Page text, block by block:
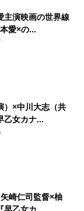
主演映画の世界線
愛×の...
）×中川大志（共
乙女カナ...
崎仁司監督×柚
早乙女カ...